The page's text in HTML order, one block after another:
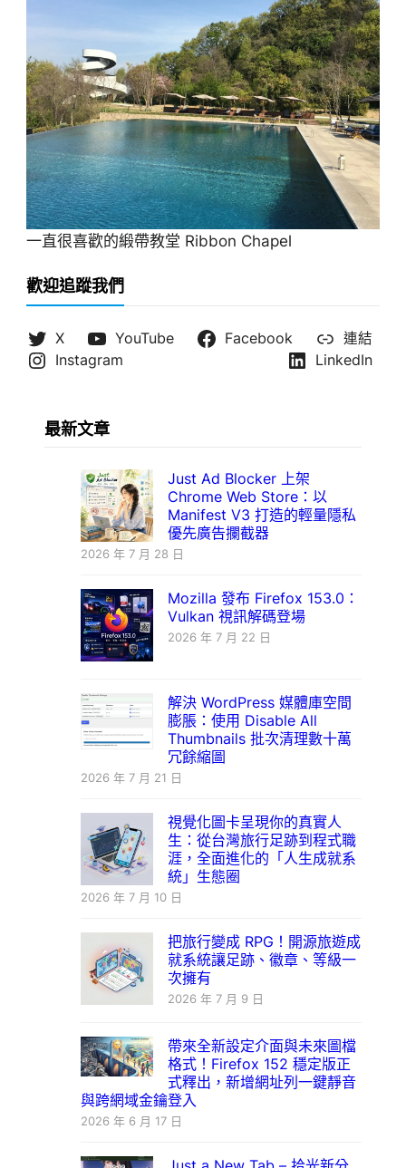
一直很喜歡的緞帶教堂 Ribbon Chapel
歡迎追蹤我們
X YouTube Facebook
連結
Instagram
LinkedIn
最新文章
Just Ad Blocker 上架
Chrome Web Store：以
Manifest V3 打造的輕量隱私
優先廣告攔截器
2026 年 7 月 28 日
Mozilla 發布 Firefox 153.0：
Vulkan 視訊解碼登場
2026 年 7 月 22 日
解決 WordPress 媒體庫空間
膨脹：使用 Disable All
Thumbnails 批次清理數十萬
冗餘縮圖
2026 年 7 月 21 日
視覺化圖卡呈現你的真實人
生：從台灣旅行足跡到程式職
涯，全面進化的「人生成就系
統」生態圈
2026 年 7 月 10 日
把旅行變成 RPG！開源旅遊成
就系統讓足跡、徽章、等級一
次擁有
2026 年 7 月 9 日
帶來全新設定介面與未來圖檔
格式！Firefox 152 穩定版正
式釋出，新增網址列一鍵靜音
與跨網域金鑰登入
2026 年 6 月 17 日